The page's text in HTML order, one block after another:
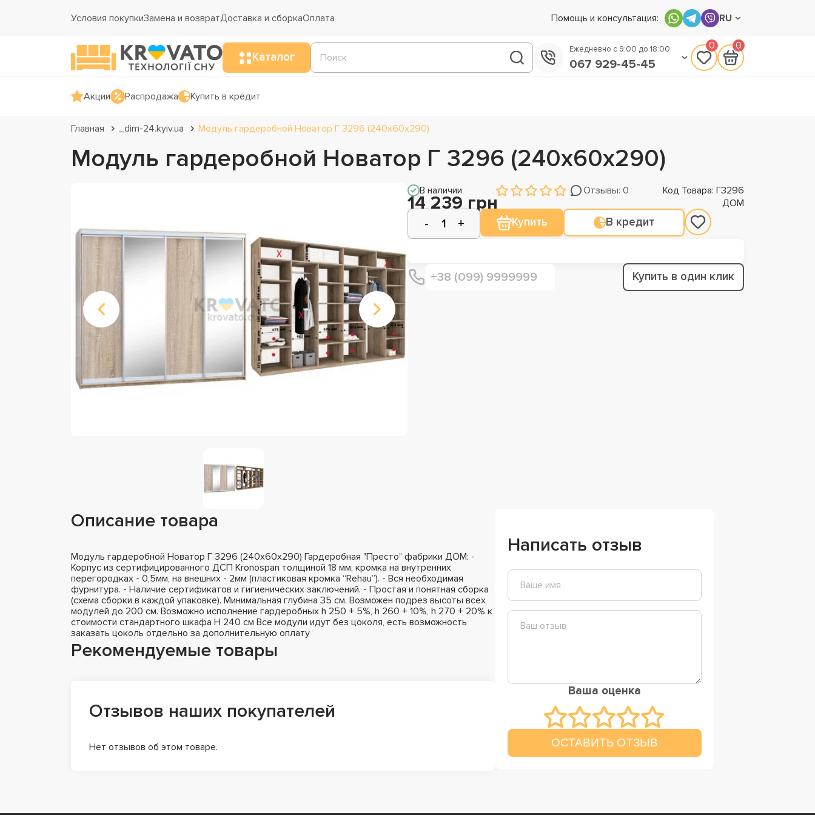
Условия покупкиЗамена и возвратДоставка и сборкаОплата Помощь и консультация: RU
Каталог
Ежедневно с 9:00 до 18:00
067 929-45-45
0 0
Акции Распродажа Купить в кредит
Главная _dim-24.kyiv.ua Модуль гардеробной Новатор Г 3296 (240х60х290)
Модуль гардеробной Новатор Г 3296 (240х60х290)
В наличии Отзывы: 0 Код Товара: Г3296
14 239 грн ДОМ
Купить В кредит
Купить в один клик
Описание товара
Модуль гардеробной Новатор Г 3296 (240х60х290) Гардеробная "Престо" фабрики ДОМ: -
Корпус из сертифицированного ДСП Kronospan толщиной 18 мм, кромка на внутренних
перегородках - 0,5мм, на внешних - 2мм (пластиковая кромка “Rehau”). - Вся необходимая
фурнитура. - Наличие сертификатов и гигиенических заключений. - Простая и понятная сборка
(схема сборки в каждой упаковке). Минимальная глубина 35 см. Возможен подрез высоты всех
модулей до 200 см. Возможно исполнение гардеробных h 250 + 5%, h 260 + 10%, h 270 + 20% к
стоимости стандартного шкафа H 240 см Все модули идут без цоколя, есть возможность
заказать цоколь отдельно за дополнительную оплату
Рекомендуемые товары
Отзывов наших покупателей
Нет отзывов об этом товаре.
Написать отзыв
Ваша оценка
ОСТАВИТЬ ОТЗЫВ